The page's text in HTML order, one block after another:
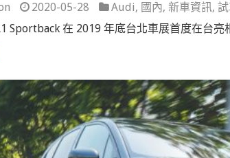
2020-05-28 Audi, 國內, 新車資訊,
Sportback 在 2019 年底台北車展首度在台